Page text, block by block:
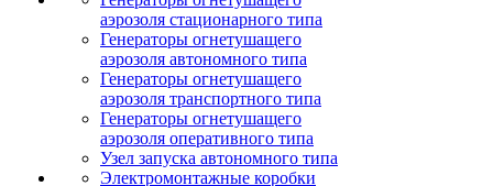
аэрозоля стационарного типа
Генераторы огнетушащего
аэрозоля автономного типа
Генераторы огнетушащего
аэрозоля транспортного типа
Генераторы огнетушащего
аэрозоля оперативного типа
Узел запуска автономного типа
Электромонтажные коробки